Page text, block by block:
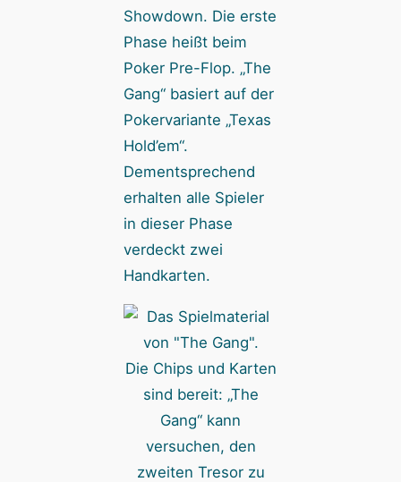
Showdown. Die erste
Phase heißt beim
Poker Pre-Flop. „The
Gang“ basiert auf der
Pokervariante „Texas
Hold’em“.
Dementsprechend
erhalten alle Spieler
in dieser Phase
verdeckt zwei
Handkarten.
Die Chips und Karten
sind bereit: „The
Gang“ kann
versuchen, den
zweiten Tresor zu